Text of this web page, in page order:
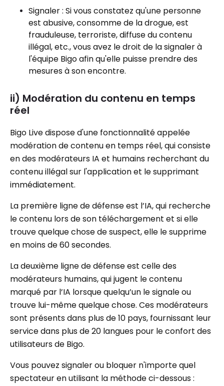
Signaler : Si vous constatez qu'une personne
est abusive, consomme de la drogue, est
frauduleuse, terroriste, diffuse du contenu
illégal, etc., vous avez le droit de la signaler à
l'équipe Bigo afin qu'elle puisse prendre des
mesures à son encontre.
ii) Modération du contenu en temps
réel
Bigo Live dispose d'une fonctionnalité appelée
modération de contenu en temps réel, qui consiste
en des modérateurs IA et humains recherchant du
contenu illégal sur l'application et le supprimant
immédiatement.
La première ligne de défense est l’IA, qui recherche
le contenu lors de son téléchargement et si elle
trouve quelque chose de suspect, elle le supprime
en moins de 60 secondes.
La deuxième ligne de défense est celle des
modérateurs humains, qui jugent le contenu
marqué par l’IA lorsque quelqu’un le signale ou
trouve lui-même quelque chose. Ces modérateurs
sont présents dans plus de 10 pays, fournissant leur
service dans plus de 20 langues pour le confort des
utilisateurs de Bigo.
Vous pouvez signaler ou bloquer n'importe quel
spectateur en utilisant la méthode ci-dessous :